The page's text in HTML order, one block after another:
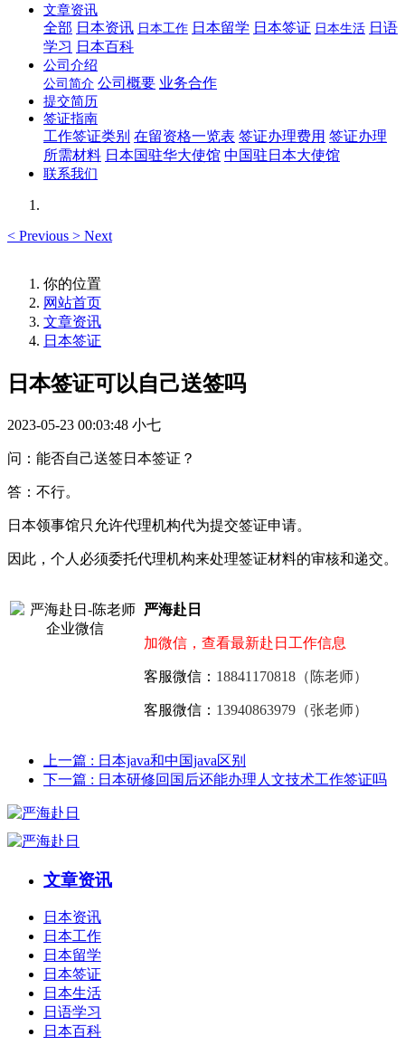
文章资讯
全部 日本资讯 日本工作 日本留学 日本签证 日本生活 日语
学习 日本百科
公司介绍
公司简介 公司概要 业务合作
提交简历
签证指南
工作签证类别 在留资格一览表 签证办理费用 签证办理
所需材料 日本国驻华大使馆 中国驻日本大使馆
联系我们
< Previous > Next
你的位置
网站首页
文章资讯
日本签证
日本签证可以自己送签吗
2023-05-23 00:03:48 小七
问：能否自己送签日本签证？
答：不行。
日本领事馆只允许代理机构代为提交签证申请。
因此，个人必须委托代理机构来处理签证材料的审核和递交。
严海赴日
加微信，查看最新赴日工作信息
客服微信： 18841170818（陈老师）
客服微信： 13940863979（张老师）
上一篇 : 日本java和中国java区别
下一篇 : 日本研修回国后还能办理人文技术工作签证吗
文章资讯
日本资讯
日本工作
日本留学
日本签证
日本生活
日语学习
日本百科